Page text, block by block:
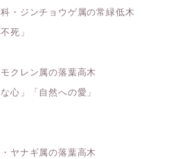
・ジンチョウゲ属の常緑低木
死」
クレン属の落葉高木
心」「自然への愛」
ヤナギ属の落葉高木